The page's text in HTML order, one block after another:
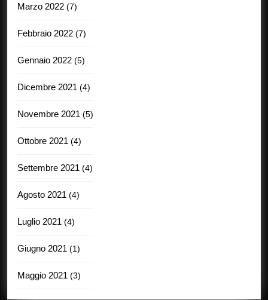
Marzo 2022 (7)
Febbraio 2022 (7)
Gennaio 2022 (5)
Dicembre 2021 (4)
Novembre 2021 (5)
Ottobre 2021 (4)
Settembre 2021 (4)
Agosto 2021 (4)
Luglio 2021 (4)
Giugno 2021 (1)
Maggio 2021 (3)